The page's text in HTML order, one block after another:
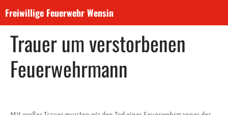
Aktuelles
Freiwillige Feuerwehr Wensin
27. Februar 2022
Trauer um verstorbenen
Feuerwehrmann